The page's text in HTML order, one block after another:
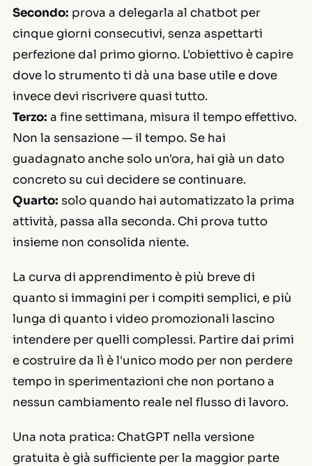
Secondo: prova a delegarla al chatbot per
cinque giorni consecutivi, senza aspettarti
perfezione dal primo giorno. L'obiettivo è capire
dove lo strumento ti dà una base utile e dove
invece devi riscrivere quasi tutto.
Terzo: a fine settimana, misura il tempo effettivo.
Non la sensazione — il tempo. Se hai
guadagnato anche solo un'ora, hai già un dato
concreto su cui decidere se continuare.
Quarto: solo quando hai automatizzato la prima
attività, passa alla seconda. Chi prova tutto
insieme non consolida niente.
La curva di apprendimento è più breve di
quanto si immagini per i compiti semplici, e più
lunga di quanto i video promozionali lascino
intendere per quelli complessi. Partire dai primi
e costruire da lì è l'unico modo per non perdere
tempo in sperimentazioni che non portano a
nessun cambiamento reale nel flusso di lavoro.
Una nota pratica: ChatGPT nella versione
gratuita è già sufficiente per la maggior parte